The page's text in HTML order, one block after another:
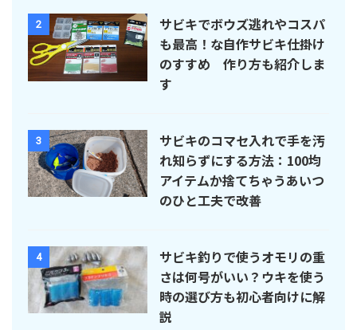
2
サビキでボウズ逃れやコスパ
も最高！な自作サビキ仕掛け
のすすめ 作り方も紹介しま
す
3
サビキのコマセ入れで手を汚
れ知らずにする方法：100均
アイテムか捨てちゃうあいつ
のひと工夫で改善
4
サビキ釣りで使うオモリの重
さは何号がいい？ウキを使う
時の選び方も初心者向けに解
説